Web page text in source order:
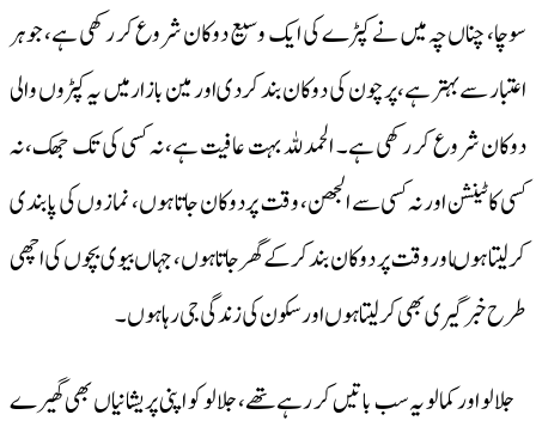
سوچا، چناں چہ میں نے کپڑے کی ایک وسیع دوکان شروع کر رکھی ہے، جو ہر
اعتبار سے بہتر ہے، پرچون کی دوکان بند کردی اور مین بازار میں یہ کپڑوں والی
دوکان شروع کر رکھی ہے۔ الحمد للہ بہت عافیت ہے، نہ کسی کی تک جھک، نہ
کسی کا ٹینشن اور نہ کسی سے الجھن، وقت پر دوکان جاتا ہوں، نمازوں کی پابندی
کر لیتا ہوںاور وقت پر دوکان بند کرکے گھر جاتا ہوں، جہاں بیوی بچوں کی اچھی
طرح خبر گیری بھی کرلیتا ہوں اور سکون کی زندگی جی رہا ہوں۔
جلالو اور کمالو یہ سب باتیں کر رہے تھے، جلالو کو اپنی پریشانیاں بھی گھیرے